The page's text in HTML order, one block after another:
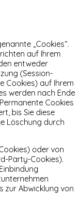
„Cookies“.
auf Ihrem
entweder
(Session-
Cookies) auf Ihrem
werden nach Ende
Cookies
bis Sie diese
Löschung durch
oder von
Party-Cookies).
zur Abwicklung von